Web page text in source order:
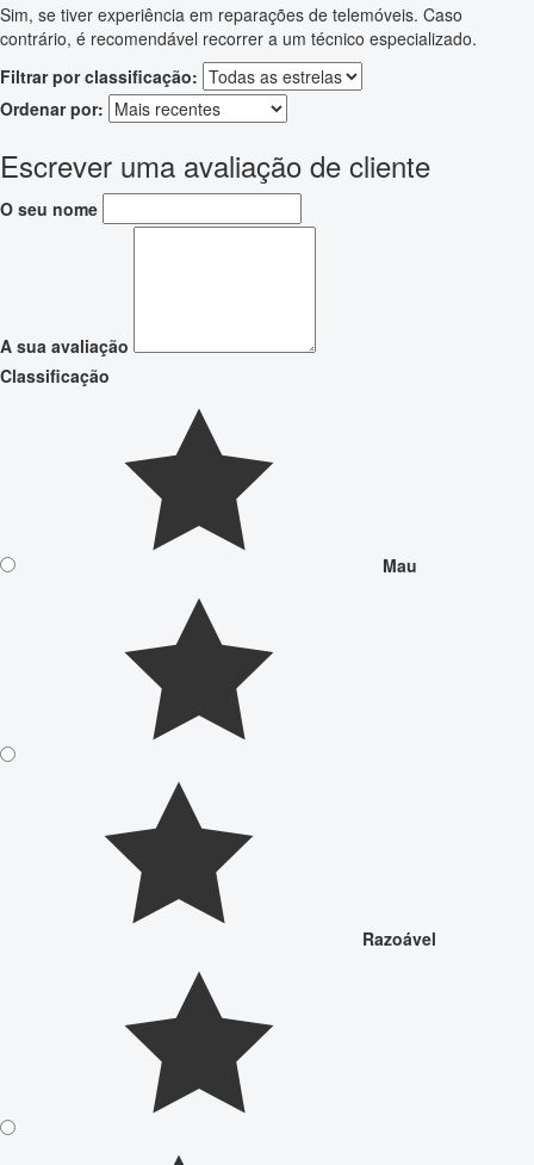
Sim, se tiver experiência em reparações de telemóveis. Caso
contrário, é recomendável recorrer a um técnico especializado.
Filtrar por classificação:
Ordenar por:
Escrever uma avaliação de cliente
O seu nome
A sua avaliação
Classificação
Mau
Razoável